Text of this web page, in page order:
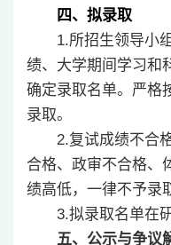
四、拟录取
1.所招生领导小
绩、大学期间学习和
确定录取名单。严格
录取。
2.复试成绩不合
合格、政审不合格、
绩高低，一律不予录
3.拟录取名单在
五、公示与争议